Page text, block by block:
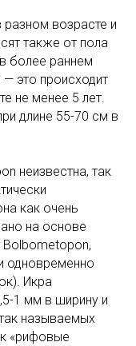
возрасте и
также от пола
более раннем
это происходит
не менее 5 лет.
длине 55-70 см в
неизвестна, так
как очень
на основе
Bolbometopon,
одновременно
Икра
1 мм в ширину и
называемых
«рифовые